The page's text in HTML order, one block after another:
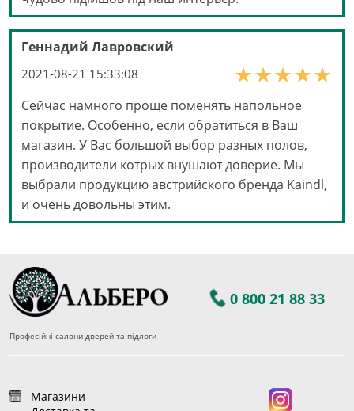
Геннадий Лавровский
2021-08-21 15:33:08
Сейчас намного проще поменять напольное
покрытие. Особенно, если обратиться в Ваш
магазин. У Вас большой выбор разных полов,
производители котрых внушают доверие. Мы
выбрали продукцию австрийского бренда Kaindl,
и очень довольны этим.
0 800 21 88 33
Професійні салони дверей та підлоги
Магазини